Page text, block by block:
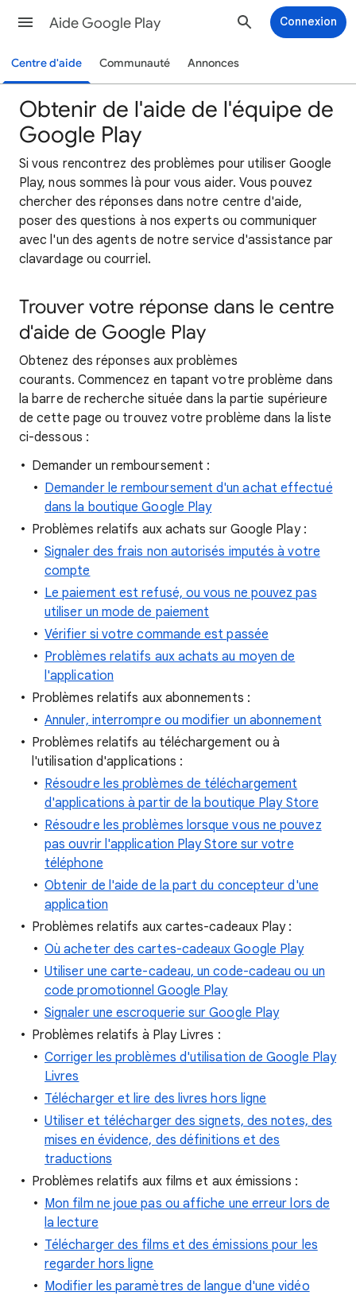
Aide Google Play Connexion
Centre d'aide Communauté Annonces
Obtenir de l'aide de l'équipe de
Google Play
Si vous rencontrez des problèmes pour utiliser Google
Play, nous sommes là pour vous aider. Vous pouvez
chercher des réponses dans notre centre d'aide,
poser des questions à nos experts ou communiquer
avec l'un des agents de notre service d'assistance par
clavardage ou courriel.
Trouver votre réponse dans le centre
d'aide de Google Play
Obtenez des réponses aux problèmes
courants. Commencez en tapant votre problème dans
la barre de recherche située dans la partie supérieure
de cette page ou trouvez votre problème dans la liste
ci-dessous :
Demander un remboursement :
Demander le remboursement d'un achat effectué
dans la boutique Google Play
Problèmes relatifs aux achats sur Google Play :
Signaler des frais non autorisés imputés à votre
compte
Le paiement est refusé, ou vous ne pouvez pas
utiliser un mode de paiement
Vérifier si votre commande est passée
Problèmes relatifs aux achats au moyen de
l'application
Problèmes relatifs aux abonnements :
Annuler, interrompre ou modifier un abonnement
Problèmes relatifs au téléchargement ou à
l'utilisation d'applications :
Résoudre les problèmes de téléchargement
d'applications à partir de la boutique Play Store
Résoudre les problèmes lorsque vous ne pouvez
pas ouvrir l'application Play Store sur votre
téléphone
Obtenir de l'aide de la part du concepteur d'une
application
Problèmes relatifs aux cartes-cadeaux Play :
Où acheter des cartes-cadeaux Google Play
Utiliser une carte-cadeau, un code-cadeau ou un
code promotionnel Google Play
Signaler une escroquerie sur Google Play
Problèmes relatifs à Play Livres :
Corriger les problèmes d'utilisation de Google Play
Livres
Télécharger et lire des livres hors ligne
Utiliser et télécharger des signets, des notes, des
mises en évidence, des définitions et des
traductions
Problèmes relatifs aux films et aux émissions :
Mon film ne joue pas ou affiche une erreur lors de
la lecture
Télécharger des films et des émissions pour les
regarder hors ligne
Modifier les paramètres de langue d'une vidéo